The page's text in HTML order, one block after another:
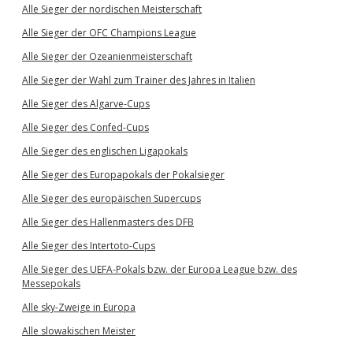
Alle Sieger der nordischen Meisterschaft
Alle Sieger der OFC Champions League
Alle Sieger der Ozeanienmeisterschaft
Alle Sieger der Wahl zum Trainer des Jahres in Italien
Alle Sieger des Algarve-Cups
Alle Sieger des Confed-Cups
Alle Sieger des englischen Ligapokals
Alle Sieger des Europapokals der Pokalsieger
Alle Sieger des europäischen Supercups
Alle Sieger des Hallenmasters des DFB
Alle Sieger des Intertoto-Cups
Alle Sieger des UEFA-Pokals bzw. der Europa League bzw. des
Messepokals
Alle sky-Zweige in Europa
Alle slowakischen Meister